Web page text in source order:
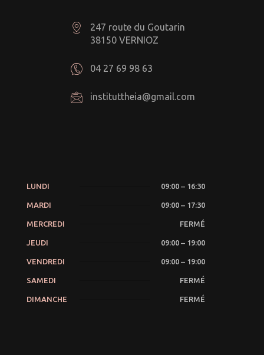
247 route du Goutarin
38150 VERNIOZ
04 27 69 98 63
instituttheia@gmail.com
LUNDI 09:00 – 16:30
MARDI 09:00 – 17:30
MERCREDI FERMÉ
JEUDI 09:00 – 19:00
VENDREDI 09:00 – 19:00
SAMEDI FERMÉ
DIMANCHE FERMÉ